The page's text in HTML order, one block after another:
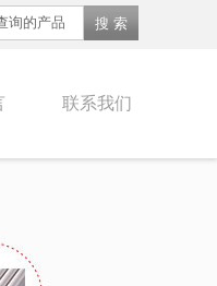
联系我们